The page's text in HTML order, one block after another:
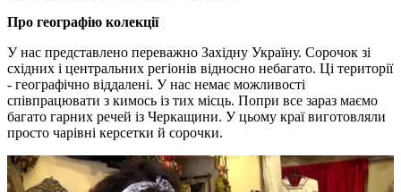
Про географію колекції
У нас представлено переважно Західну Україну. Сорочок зі
східних і центральних регіонів відносно небагато. Ці території
- географічно віддалені. У нас немає можливості
співпрацювати з кимось із тих місць. Попри все зараз маємо
багато гарних речей із Черкащини. У цьому краї виготовляли
просто чарівні керсетки й сорочки.